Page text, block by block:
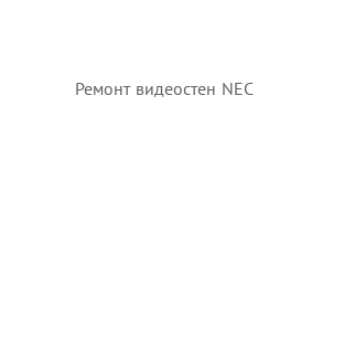
Ремонт видеостен NEC